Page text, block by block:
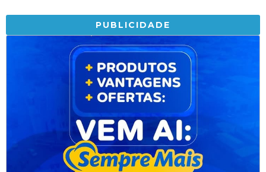
PUBLICIDADE